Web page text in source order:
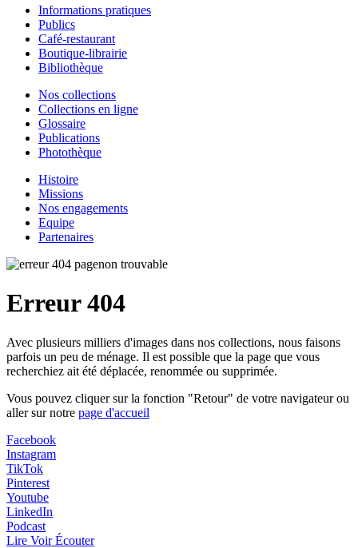
Informations pratiques
Publics
Café-restaurant
Boutique-librairie
Bibliothèque
Nos collections
Collections en ligne
Glossaire
Publications
Photothèque
Histoire
Missions
Nos engagements
Equipe
Partenaires
Erreur 404
Avec plusieurs milliers d'images dans nos collections, nous faisons
parfois un peu de ménage. Il est possible que la page que vous
recherchiez ait été déplacée, renommée ou supprimée.
Vous pouvez cliquer sur la fonction "Retour" de votre navigateur ou
aller sur notre page d'accueil
Facebook
Instagram
TikTok
Pinterest
Youtube
LinkedIn
Podcast
Lire Voir Écouter